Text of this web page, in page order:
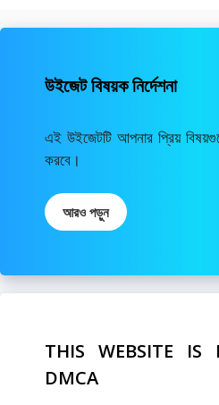
উইজেট বিষয়ক নির্দেশনা
এই উইজেটটি আপনার প্রিয়
করবে।
আরও পড়ুন
THIS WEBSITE IS
DMCA